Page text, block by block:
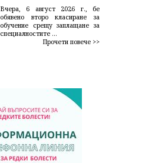
Вчера, 6 август 2026 г., бе
обявено второ класиране за
обучение срещу заплащане за
специалностите ...
Прочети повече >>